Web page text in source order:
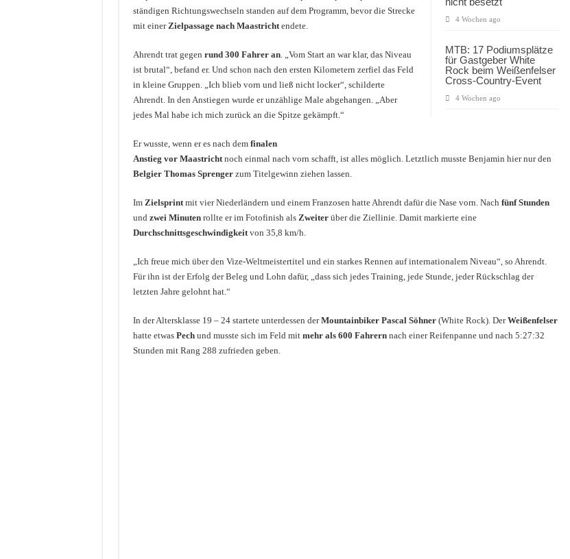
4 Wochen ago
MTB: 17 Podiumsplätze
für Gastgeber White
Rock beim Weißenfelser
Cross-Country-Event
4 Wochen ago
ständigen Richtungswechseln standen auf dem Programm, bevor die Strecke
mit einerZielpassage nach Maastrichtendete.
Ahrendt trat gegen rund 300 Fahrer an. „Vom Start an war klar, das Niveau
ist brutal“, befand er. Und schon nach den ersten Kilometern zerfiel das Feld
in kleine Gruppen. „Ich blieb vorn und ließ nicht locker“, schilderte
Ahrendt. In den Anstiegen wurde er unzählige Male abgehangen. „Aber
jedes Mal habe ich mich zurück an die Spitze gekämpft.“
Er wusste, wenn er es nach dem finalen
Anstieg vor Maastrichtnoch einmal nach vorn schafft, ist alles möglich. Letztlich musste Benjamin hier nur den
Belgier Thomas Sprengerzum Titelgewinn ziehen lassen.
Im Zielsprintmit vier Niederländern und einem Franzosen hatte Ahrendt dafür die Nase vorn. Nachfünf Stunden
und zwei Minutenrollte er im Fotofinish als Zweiterüber die Ziellinie. Damit markierte eine
Durchschnittsgeschwindigkeitvon 35,8 km/h.
„Ich freue mich über den Vize-Weltmeistertitel und ein starkes Rennen auf internationalem Niveau“, so Ahrendt.
Für ihn ist der Erfolg der Beleg und Lohn dafür, „dass sich jedes Training, jede Stunde, jeder Rückschlag der
letzten Jahre gelohnt hat.“
In der Altersklasse 19 – 24 startete unterdessen derMountainbiker Pascal Söhner(White Rock). DerWeißenfelser
hatte etwas Pechund musste sich im Feld mit mehr als 600 Fahrernnach einer Reifenpanne und nach 5:27:32
Stunden mit Rang 288 zufrieden geben.